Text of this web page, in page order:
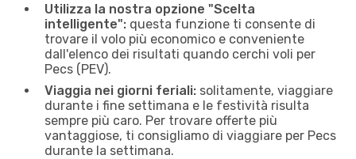
Utilizza la nostra opzione "Scelta
intelligente": questa funzione ti consente di
trovare il volo più economico e conveniente
dall'elenco dei risultati quando cerchi voli per
Pecs (PEV).
Viaggia nei giorni feriali: solitamente, viaggiare
durante i fine settimana e le festività risulta
sempre più caro. Per trovare offerte più
vantaggiose, ti consigliamo di viaggiare per Pecs
durante la settimana.